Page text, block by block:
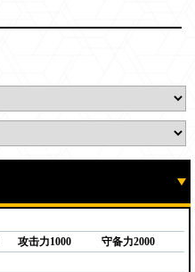
攻击力1000 守备力2000